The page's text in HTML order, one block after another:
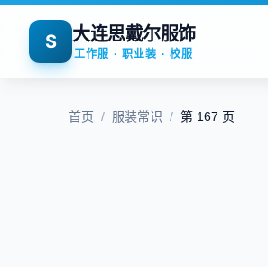
S 大连思戴尔服饰
工作服 · 职业装 · 校服
首页 / 服装常识 / 第 167 页